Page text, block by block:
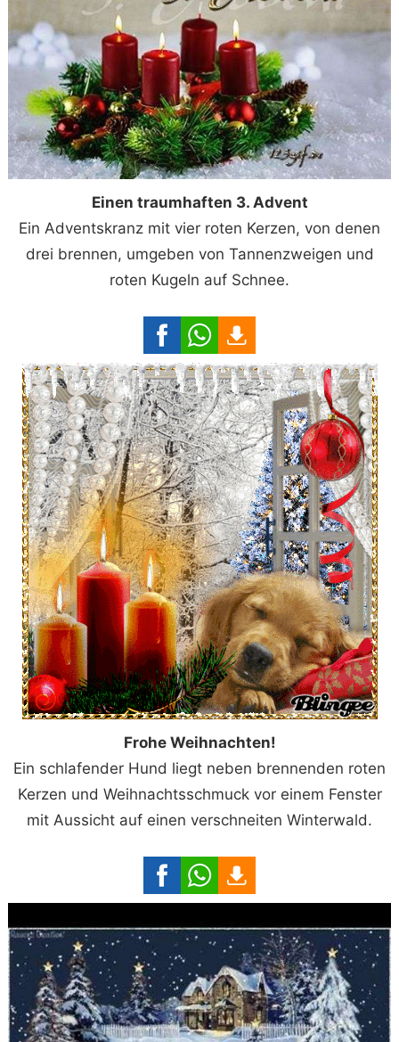
Einen traumhaften 3. Advent
Ein Adventskranz mit vier roten Kerzen, von denen
drei brennen, umgeben von Tannenzweigen und
roten Kugeln auf Schnee.
Frohe Weihnachten!
Ein schlafender Hund liegt neben brennenden roten
Kerzen und Weihnachtsschmuck vor einem Fenster
mit Aussicht auf einen verschneiten Winterwald.